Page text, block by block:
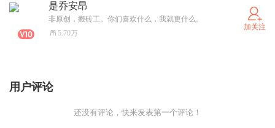
是乔安昂
非原创，搬砖工。你们喜欢什么，我就更什么。
5.70万
加关注
用户评论
还没有评论，快来发表第一个评论！